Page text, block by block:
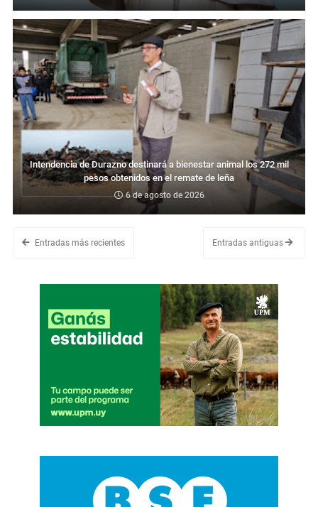
Intendencia de Durazno destinará a bienestar animal los 272 mil
pesos obtenidos en el remate de leña
6 de agosto de 2026
Entradas más recientes Entradas antiguas